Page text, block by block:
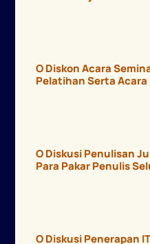
O Diskon Acara
Pelatihan Serta Acara
O Diskusi Penulisan
Para Pakar Penulis
O Diskusi Penerapan